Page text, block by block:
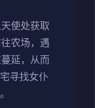
使处获取
农场，遇
延，从而
寻找女仆